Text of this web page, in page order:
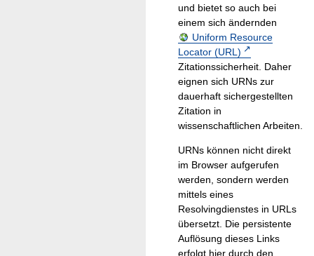
und bietet so auch bei
einem sich ändernden
Uniform Resource
Locator (URL)
Zitationssicherheit. Daher
eignen sich URNs zur
dauerhaft sichergestellten
Zitation in
wissenschaftlichen Arbeiten.
URNs können nicht direkt
im Browser aufgerufen
werden, sondern werden
mittels eines
Resolvingdienstes in URLs
übersetzt. Die persistente
Auflösung dieses Links
erfolgt hier durch den